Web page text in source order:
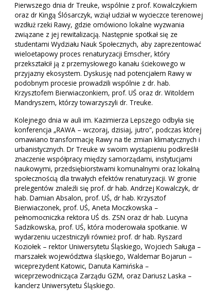
Pierwszego dnia dr Treuke, wspólnie z prof. Kowalczykiem
oraz dr Kingą Ślósarczyk, wziął udział w wycieczce terenowej
wzdłuż rzeki Rawy, gdzie omówiono lokalne wyzwania
związane z jej rewitalizacją. Następnie spotkał się ze
studentami Wydziału Nauk Społecznych, aby zaprezentować
wieloetapowy proces renaturyzacji Emscher, który
przekształcił ją z przemysłowego kanału ściekowego w
przyjazny ekosystem. Dyskusję nad potencjałem Rawy w
podobnym procesie prowadzili wspólnie z dr. hab.
Krzysztofem Bierwiaczonkiem, prof. UŚ oraz dr. Witoldem
Mandryszem, którzy towarzyszyli dr. Treuke.
Kolejnego dnia w auli im. Kazimierza Lepszego odbyła się
konferencja „RAWA – wczoraj, dzisiaj, jutro”, podczas której
omawiano transformację Rawy na tle zmian klimatycznych i
urbanistycznych. Dr Treuke w swoim wystąpieniu podkreślił
znaczenie współpracy między samorządami, instytucjami
naukowymi, przedsiębiorstwami komunalnymi oraz lokalną
społecznością dla trwałych efektów renaturyzacji. W gronie
prelegentów znaleźli się prof. dr hab. Andrzej Kowalczyk, dr
hab. Damian Absalon, prof. UŚ, dr hab. Krzysztof
Bierwiaczonek, prof. UŚ, Aneta Moczkowska –
pełnomocniczka rektora UŚ ds. ZSN oraz dr hab. Lucyna
Sadzikowska, prof. UŚ, która moderowała spotkanie. W
wydarzeniu uczestniczyli również prof. dr hab. Ryszard
Koziołek – rektor Uniwersytetu Śląskiego, Wojciech Saługa –
marszałek województwa śląskiego, Waldemar Bojarun –
wiceprezydent Katowic, Danuta Kamińska –
wiceprzewodnicząca Zarządu GZM, oraz Dariusz Laska –
kanclerz Uniwersytetu Śląskiego.